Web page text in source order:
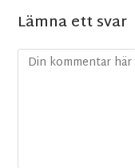
Lämna ett svar